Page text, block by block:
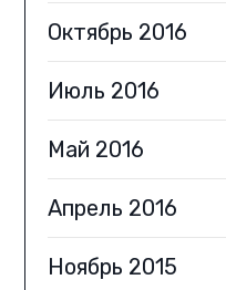
Октябрь 2016
Июль 2016
Май 2016
Апрель 2016
Ноябрь 2015